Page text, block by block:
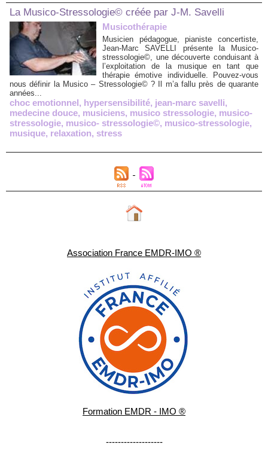
Association France EMDR-IMO ®
Formation EMDR - IMO ®
-------------------
La Musico-Stressologie© créée par J-M. Savelli
Musicothérapie
Musicien pédagogue, pianiste concertiste,
Jean-Marc SAVELLI présente la Musico-
stressologie©, une découverte conduisant à
l’exploitation de la musique en tant que
thérapie émotive individuelle. Pouvez-vous
nous définir la Musico – Stressologie© ? Il m’a fallu près de quarante
années...
choc emotionnel, hypersensibilité, jean-marc savelli,
medecine douce, musiciens, musico stressologie, musico-
stressologie, musico- stressologie©, musico-stressologie,
musique, relaxation, stress